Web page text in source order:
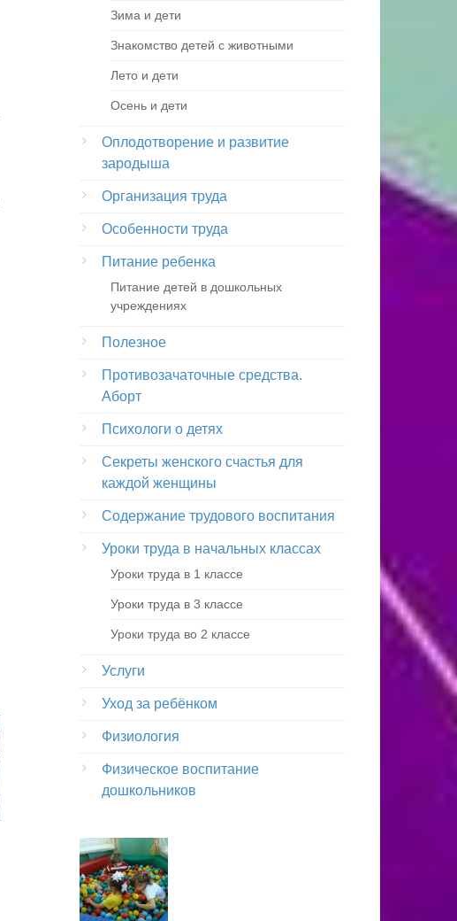
Зима и дети
Знакомство детей с животными
Лето и дети
Осень и дети
Оплодотворение и развитие
зародыша
Организация труда
Особенности труда
Питание ребенка
Питание детей в дошкольных
учреждениях
Полезное
Противозачаточные средства.
Аборт
Психологи о детях
Секреты женского счастья для
каждой женщины
Содержание трудового воспитания
Уроки труда в начальных классах
Уроки труда в 1 классе
Уроки труда в 3 классе
Уроки труда во 2 классе
Услуги
Уход за ребёнком
Физиология
Физическое воспитание
дошкольников